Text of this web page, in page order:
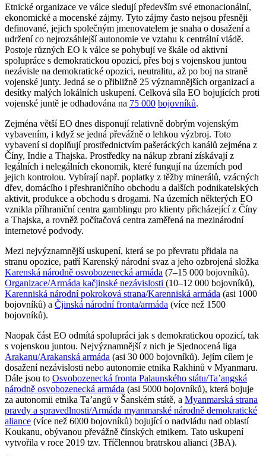
Etnické organizace ve válce sledují především své etnonacionální,
ekonomické a mocenské zájmy. Tyto zájmy často nejsou přesněji
definované, jejich společným jmenovatelem je snaha o dosažení a
udržení co nejrozsáhlejší autonomie ve vztahu k centrální vládě.
Postoje různých EO k válce se pohybují ve škále od aktivní
spolupráce s demokratickou opozicí, přes boj s vojenskou juntou
nezávisle na demokratické opozici, neutralitu, až po boj na straně
vojenské junty. Jedná se o přibližně 25 významnějších organizací a
desítky malých lokálních uskupení. Celková síla EO bojujících proti
vojenské juntě je odhadována na 75 000 bojovníků.
Zejména větší EO dnes disponují relativně dobrým vojenským
vybavením, i když se jedná převážně o lehkou výzbroj. Toto
vybavení si doplňují prostřednictvím pašeráckých kanálů zejména z
Číny, Indie a Thajska. Prostředky na nákup zbraní získávají z
legálních i nelegálních ekonomik, které fungují na územích pod
jejich kontrolou. Vybírají např. poplatky z těžby minerálů, vzácných
dřev, domácího i přeshraničního obchodu a dalších podnikatelských
aktivit, produkce a obchodu s drogami. Na územích některých EO
vznikla příhraniční centra gamblingu pro klienty přicházející z Číny
a Thajska, a rovněž počítačová centra zaměřená na mezinárodní
internetové podvody.
Mezi nejvýznamnější uskupení, která se po převratu přidala na
stranu opozice, patří Karenský národní svaz a jeho ozbrojená složka
Karenská národně osvobozenecká armáda (7–15 000 bojovníků).
Organizace/Armáda kačjinské nezávislosti (10–12 000 bojovníků),
Karenniská národní pokroková strana/Karenniská armáda (asi 1000
bojovníků) a Čjinská národní fronta/armáda (více než 1500
bojovníků).
Naopak část EO odmítá spolupráci jak s demokratickou opozicí, tak
s vojenskou juntou. Nejvýznamnější z nich je Sjednocená liga
Arakanu/Arakanská armáda (asi 30 000 bojovníků). Jejím cílem je
dosažení nezávislosti nebo autonomie etnika Rakhinů v Myanmaru.
Dále jsou to Osvobozenecká fronta Palaunského státu/Taʼangská
národně osvobozenecká armáda (asi 5000 bojovníků), která bojuje
za autonomii etnika Ta’angů v Šanském státě, a Myanmarská strana
pravdy a spravedlnosti/Armáda myanmarské národně demokratické
aliance (více než 6000 bojovníků) bojující o nadvládu nad oblastí
Koukanu, obývanou převážně čínských etnikem. Tato uskupení
vytvořila v roce 2019 tzv. Tříčlennou bratrskou alianci (3BA).